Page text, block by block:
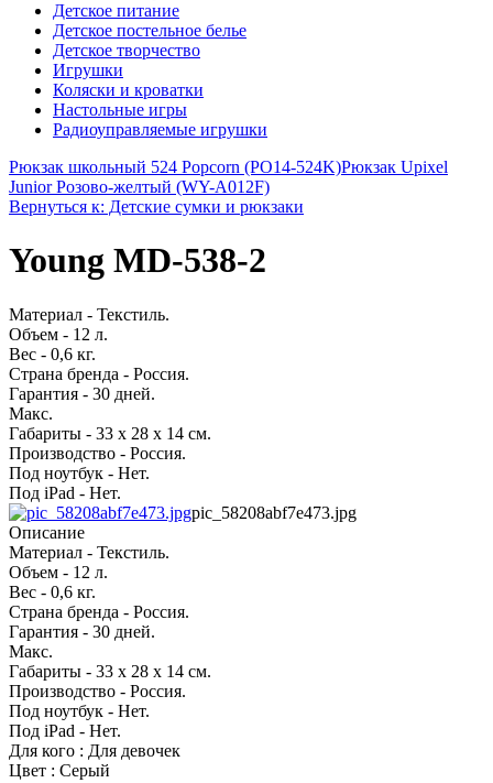
Детское питание
Детское постельное белье
Детское творчество
Игрушки
Коляски и кроватки
Настольные игры
Радиоуправляемые игрушки
Рюкзак школьный 524 Popcorn (PO14-524K)Рюкзак Upixel
Junior Розово-желтый (WY-A012F)
Вернуться к: Детские сумки и рюкзаки
Young MD-538-2
Материал - Текстиль.
Объем - 12 л.
Вес - 0,6 кг.
Страна бренда - Россия.
Гарантия - 30 дней.
Макс.
Габариты - 33 x 28 x 14 см.
Производство - Россия.
Под ноутбук - Нет.
Под iPad - Нет.
pic_58208abf7e473.jpg
Описание
Материал - Текстиль.
Объем - 12 л.
Вес - 0,6 кг.
Страна бренда - Россия.
Гарантия - 30 дней.
Макс.
Габариты - 33 x 28 x 14 см.
Производство - Россия.
Под ноутбук - Нет.
Под iPad - Нет.
Для кого : Для девочек
Цвет : Серый